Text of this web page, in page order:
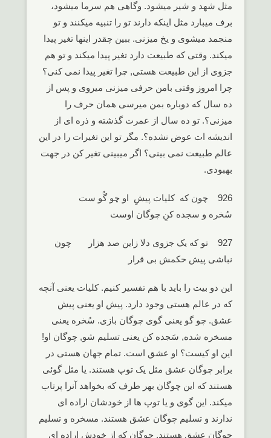
مثل شهد و شیر میشود. وگاهی هم سرما میشود،
برف میبارد مثل اینکه دارند تو را تنبیه میکنند و تو
منجمد میشوی و یخ میزنی. ببین چقدر اینها تغیر پیدا
میکند. وقتی که طبیعت دارد تغیر پیدا میکند و تو هم
جزوی از این طبیعت هستی, چرا تغیر پیدا نمی کنی؟
چرا امروز وقتی بامن حرفی میزنی میروی و پس از
ده سال که دوباره بمن میرسی همان حرف را
میزنی؟. تو ده سال از عمرت گذشته و ذره ای از
اندیشه ات عوض نشده؟. مگر تو این تغیرات را در این
عالم طبیعت نمی بینی؟ اگر میبینی تغیر کن در جهت
بهبودی.
926 چون که کلیات پیشِ او چو گُو ست
سُخره و سجده کنِ چوگان اوست
927 تو که یک جزوی دلا زاین صد هزار چون
نباشی پیش حکمش بی قرار
این دو بیت را باید با هم تفسیر کنیم. کلیات یعنی آنچه
که در عالم هستی وجود دارد. پیش او یعنی پیش
عشق. چو گو یعنی گوی چوگان بازی. سُخره یعنی
مسخره شده, سَجده کن یعنی تسلیم شو, چوگان او!
این او کیست؟ او عشق است. تمام جهان هستی در
برابر چوگان عشق مثل یک توپ هستند. یا مثل گوئی
هستند که این چوگان بهر طرف که بخواهد آنرا پرتاب
میکند. این گوی و یا توپ ها از خودشان اراده ای
ندارند و تسلیم چوگان عشق هستند. مسخره و تسلیم
چوگان عشق هستند. چوگان که از خودش اراده ای